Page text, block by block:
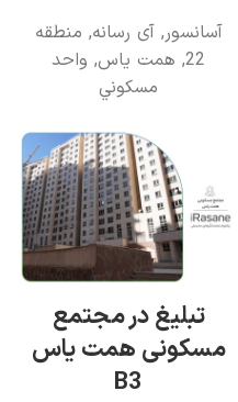
آسانسور,آی رسانه, منطقه
22
, همت یاس, واحد
مسکوني
تبلیغ در مجتمع
مسکونی همت یاس
B3